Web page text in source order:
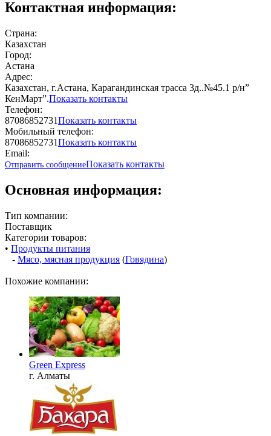
Контактная информация:
Страна:
Казахстан
Город:
Астана
Адрес:
Казахстан, г.Астана, Карагандинская трасса 3д..№45.1 р/н”
КенМарт”.Показать контакты
Телефон:
87086852731Показать контакты
Мобильный телефон:
87086852731Показать контакты
Email:
Отправить сообщениеПоказать контакты
Основная информация:
Тип компании:
Поставщик
Категории товаров:
• Продукты питания
- Мясо, мясная продукция (Говядина)
Похожие компании:
Green Express
г. Алматы